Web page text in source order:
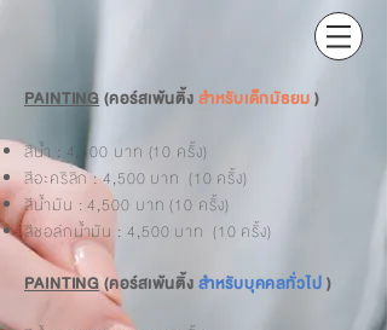
PAINTING(คอร์สเพ้นติ้งสำหรับเด็กมัธยม)
สีน้ำ : 4,500 บาท (10 ครั้ง)
สีอะคริลิก : 4,500 บาท (10 ครั้ง)
สีน้ำมัน : 4,500 บาท (10 ครั้ง)
สีชอล์กน้ำมัน : 4,500 บาท (10 ครั้ง)
PAINTING(คอร์สเพ้นติ้งสำหรับบุคคลทั่วไป)